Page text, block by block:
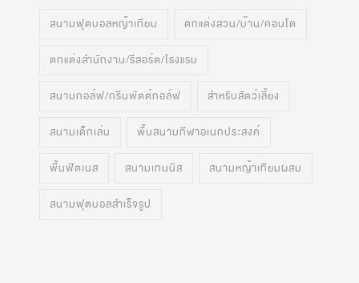
สนามฟุตบอลหญ้าเทียม ตกแต่งสวน/บ้าน/คอนโด
ตกแต่งสำนักงาน/รีสอร์ต/โรงแรม
สนามกอล์ฟ/กรีนพัตต์กอล์ฟ สำหรับสัตว์เลี้ยง
สนามเด็กเล่น พื้นสนามกีฬาอเนกประสงค์
พื้นฟิตเนส สนามเทนนิส สนามหญ้าเทียมผสม
สนามฟุตบอลสำเร็จรูป